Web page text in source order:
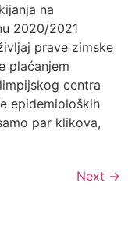
na
2020/2021
prave zimske
plaćanjem
centra
epidemioloških
par klikova,
Next →